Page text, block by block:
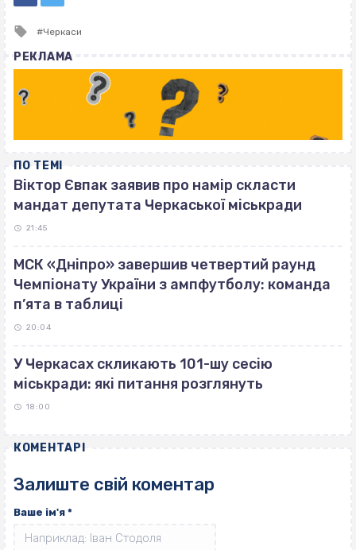
Tagged
Черкаси
РЕКЛАМА
ПО ТЕМІ
Віктор Євпак заявив про намір скласти
мандат депутата Черкаської міськради
21:45
МСК «Дніпро» завершив четвертий раунд
Чемпіонату України з ампфутболу: команда
п’ята в таблиці
20:04
У Черкасах скликають 101-шу сесію
міськради: які питання розглянуть
18:00
КОМЕНТАРІ
Залиште свій коментар
Ваше ім'я *